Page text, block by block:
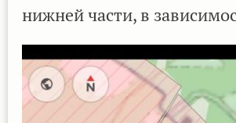
нижней части, в